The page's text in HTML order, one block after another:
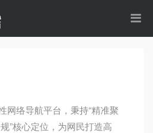
网络导航平台，秉持“精准聚
”核心定位，为网民打造高